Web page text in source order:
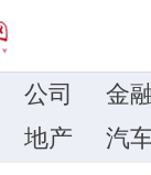
公司 金
地产 汽